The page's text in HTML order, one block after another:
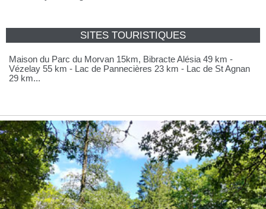
SITES TOURISTIQUES
Maison du Parc du Morvan 15km, Bibracte Alésia 49 km -
Vézelay 55 km - Lac de Pannecières 23 km - Lac de St Agnan
29 km...